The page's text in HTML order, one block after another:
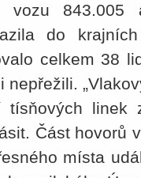
vozu
do
celkem 38
nepřežili.
tísňových linek
Část hovorů
místa